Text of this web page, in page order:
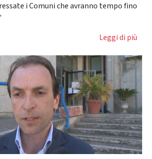
i Comuni che avranno tempo fino
Leggi di più